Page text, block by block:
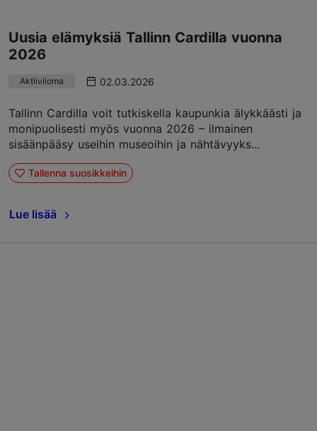
Uusia elämyksiä Tallinn Cardilla vuonna
2026
Aktiiviloma 02.03.2026
Tallinn Cardilla voit tutkiskella kaupunkia älykkäästi ja
monipuolisesti myös vuonna 2026 – ilmainen
sisäänpääsy useihin museoihin ja nähtävyyks...
Tallenna suosikkeihin
Lue lisää